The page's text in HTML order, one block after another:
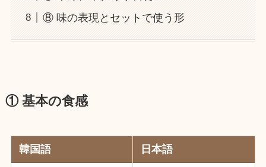
⑧ 味の表現とセットで使う形
① 基本の食感
韓国語 日本語